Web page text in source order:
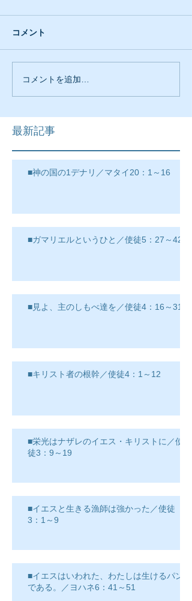
コメント
コメントを追加…
最新記事
■神の国の1デナリ／マタイ20：1～16
■ガマリエルというひと／使徒5：27～42
■見よ、主のしもべ達を／使徒4：16～31
■キリスト者の根幹／使徒4：1～12
■栄光はナザレのイエス・キリストに／使
徒3：9～19
■イエスと生きる漁師は強かった／使徒
3：1～9
■イエスはいわれた、わたしは生けるパン
である。／ヨハネ6：41～51